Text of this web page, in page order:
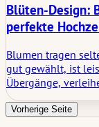
Blüten-Design:
perfekte
Blumen tragen
gut gewählt, ist
Übergänge,
zu orientieren,
wohin sie schauen
Vorherige Seite